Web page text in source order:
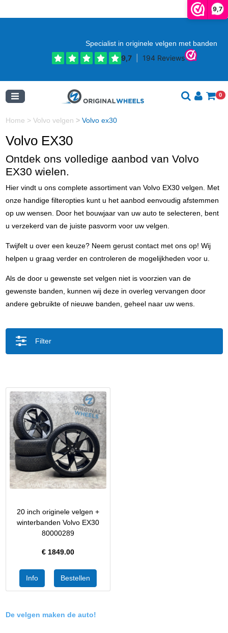
9,7
Specialist in originele velgen met banden
0
Home > Volvo velgen > Volvo ex30
Volvo EX30
Ontdek ons volledige aanbod van Volvo
EX30 wielen.
Hier vindt u ons complete assortiment van Volvo EX30 velgen. Met
onze handige filteropties kunt u het aanbod eenvoudig afstemmen
op uw wensen. Door het bouwjaar van uw auto te selecteren, bent
u verzekerd van de juiste pasvorm voor uw velgen.
Twijfelt u over een keuze? Neem gerust contact met ons op! Wij
helpen u graag verder en controleren de mogelijkheden voor u.
Als de door u gewenste set velgen niet is voorzien van de
gewenste banden, kunnen wij deze in overleg vervangen door
andere gebruikte of nieuwe banden, geheel naar uw wens.
Filter
20 inch originele velgen +
winterbanden Volvo EX30
80000289
€ 1849.00
De velgen maken de auto!